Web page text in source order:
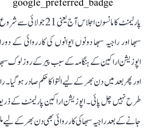
پارلیمنٹ کا مانسون اجلاس
سبھا اور راجیہ سبھا دونوں ایوانوں کی کارروائی کے
اور پھر بعد میں دن بھر کے لیے التوا کا حکم صادر ہو گیا۔
طرح نہیں چل پائی۔ اپوزیشن اراکین پارلیمنٹ کے
جانے کے بعد راجیہ سبھا کی کارروائی بھی دن بھر کے لیے